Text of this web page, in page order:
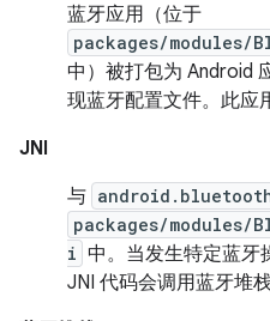
蓝牙应用（位于
packages/modules/
中）被打包为 Android
现蓝牙配置文件。此应
JNI
与
packages/
i 中。当发生特定蓝牙
JNI 代码会调用蓝牙堆栈